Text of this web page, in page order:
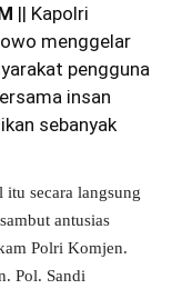
|| Kapolri
menggelar
pengguna
insan
sebanyak
secara langsung
antusias
Polri Komjen.
Pol. Sandi